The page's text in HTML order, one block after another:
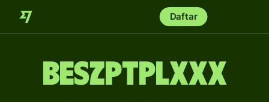
Daftar
BESZPTPLXXX